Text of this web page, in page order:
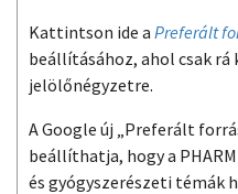
Kattintson ide a Preferált
beállításához, ahol csak
jelölőnégyzetre.
A Google új „Preferált
beállíthatja, hogy a
és gyógyszerészeti témák